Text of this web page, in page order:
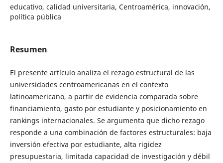
educativo, calidad universitaria, Centroamérica, innovación,
política pública
Resumen
El presente artículo analiza el rezago estructural de las
universidades centroamericanas en el contexto
latinoamericano, a partir de evidencia comparada sobre
financiamiento, gasto por estudiante y posicionamiento en
rankings internacionales. Se argumenta que dicho rezago
responde a una combinación de factores estructurales: baja
inversión efectiva por estudiante, alta rigidez
presupuestaria, limitada capacidad de investigación y débil